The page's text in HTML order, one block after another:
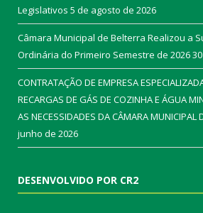
Legislativos 5 de agosto de 2026
Câmara Municipal de Belterra Realizou a
Ordinária do Primeiro Semestre de 2026
CONTRATAÇÃO DE EMPRESA
RECARGAS DE GÁS DE COZINHA E ÁGUA
AS NECESSIDADES DA CÂMARA MUNICIPAL
junho de 2026
DESENVOLVIDO POR CR2